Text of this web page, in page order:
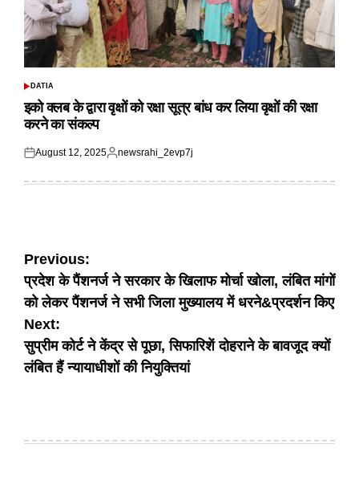
POSTED
DATIA
इको क्लब के द्वारा वृक्षों को रक्षा सूत्र बांध कर लिया वृक्षों की रक्षा
करने का संकल्प
Posted
August 12, 2025
Posted
newsrahi_2evp7j
Post
navigation
Previous:
प्रदेश के पैंशनर्ज ने सरकार के खिलाफ मोर्चा खोला, लंबित मांगों
को लेकर पैंशनर्ज ने सभी जिला मुख्यालय में धरने&प्रदर्शन किए
Next:
सुप्रीम कोर्ट ने केंद्र से पूछा, सिफारिशें दोहराने के बावजूद क्यों
लंबित हैं न्यायाधीशों की नियुक्तियां